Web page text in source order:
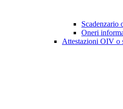
Scadenzario
Oneri
Attestazioni OIV o